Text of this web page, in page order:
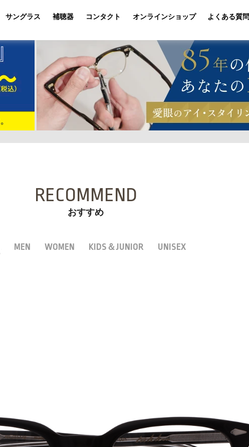
サングラス 補聴器 コンタクト オンラインショップ よくある質問
RECOMMEND
おすすめ
MEN WOMEN KIDS＆JUNIOR UNISEX